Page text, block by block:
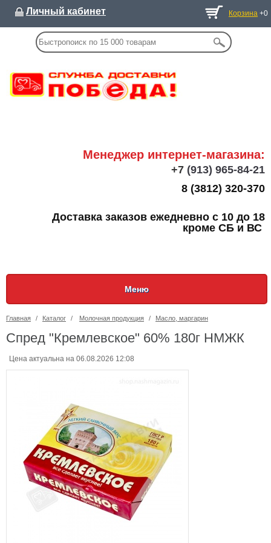
Личный кабинет Корзина +0
Менеджер интернет-магазина:
+7 (913) 965-84-21
8 (3812) 320-370
Доставка заказов ежедневно с 10 до 18
кроме СБ и ВС
Меню
Главная / Каталог / Молочная продукция / Масло, маргарин
Спред "Кремлевское" 60% 180г НМЖК
Цена актуальна на 06.08.2026 12:08